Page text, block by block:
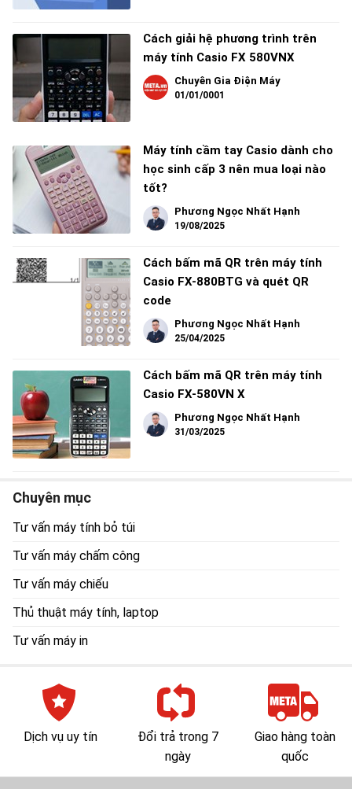
Cách giải hệ phương trình trên
máy tính Casio FX 580VNX
Chuyên Gia Điện Máy
01/01/0001
Máy tính cầm tay Casio dành cho
học sinh cấp 3 nên mua loại nào
tốt?
Phương Ngọc Nhất Hạnh
19/08/2025
Cách bấm mã QR trên máy tính
Casio FX-880BTG và quét QR
code
Phương Ngọc Nhất Hạnh
25/04/2025
Cách bấm mã QR trên máy tính
Casio FX-580VN X
Phương Ngọc Nhất Hạnh
31/03/2025
Chuyên mục
Tư vấn máy tính bỏ túi
Tư vấn máy chấm công
Tư vấn máy chiếu
Thủ thuật máy tính, laptop
Tư vấn máy in
Dịch vụ uy tín
Đổi trả trong 7
ngày
Giao hàng toàn
quốc